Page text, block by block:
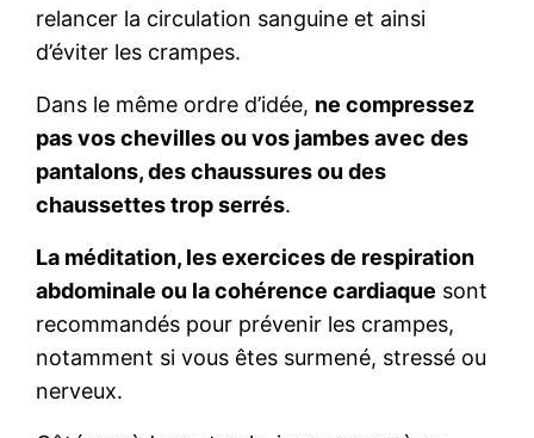
relancer la circulation sanguine et ainsi
d’éviter les crampes.
Dans le même ordre d’idée, ne compressez
pas vos chevilles ou vos jambes avec des
pantalons, des chaussures ou des
chaussettes trop serrés.
La méditation, les exercices de respiration
abdominale ou la cohérence cardiaque sont
recommandés pour prévenir les crampes,
notamment si vous êtes surmené, stressé ou
nerveux.